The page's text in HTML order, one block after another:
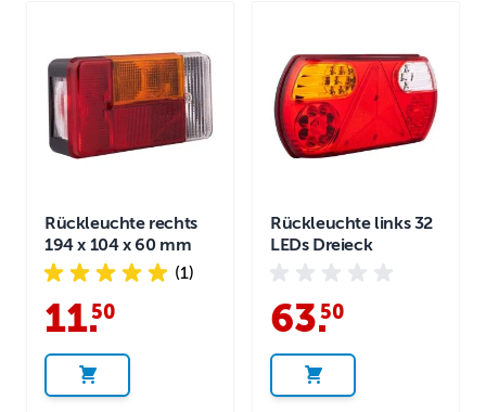
Rückleuchte rechts
194 x 104 x 60 mm
(1)
11.
50
Rückleuchte links 32
LEDs Dreieck
63.
50